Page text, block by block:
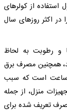
استفاده از کولرهای
سانتیگراد را در اکثر روزهای سال
و رطوبت به لحاظ
همچنین مصرف برق
حدود ۹۰ تا ۱۲۰ کیلووات ساعت است که سبب
منزل، از جمله
تعریف شده برای